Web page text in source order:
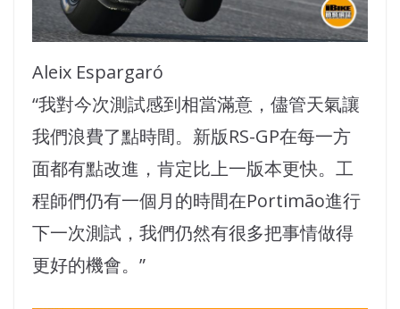
Aleix Espargaró
“我對今次測試感到相當滿意，儘管天氣讓
我們浪費了點時間。新版RS-GP在每一方
面都有點改進，肯定比上一版本更快。工
程師們仍有一個月的時間在Portimão進行
下一次測試，我們仍然有很多把事情做得
更好的機會。”